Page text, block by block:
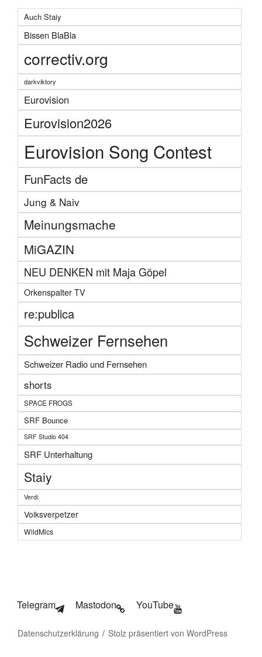
Auch Staiy
Bissen BlaBla
correctiv.org
darkviktory
Eurovision
Eurovision2026
Eurovision Song Contest
FunFacts de
Jung & Naiv
Meinungsmache
MiGAZIN
NEU DENKEN mit Maja Göpel
Orkenspalter TV
re:publica
Schweizer Fernsehen
Schweizer Radio und Fernsehen
shorts
SPACE FROGS
SRF Bounce
SRF Studio 404
SRF Unterhaltung
Staiy
Verdi
Volksverpetzer
WildMics
Telegram Mastodon YouTube
Datenschutzerklärung Stolz präsentiert von WordPress